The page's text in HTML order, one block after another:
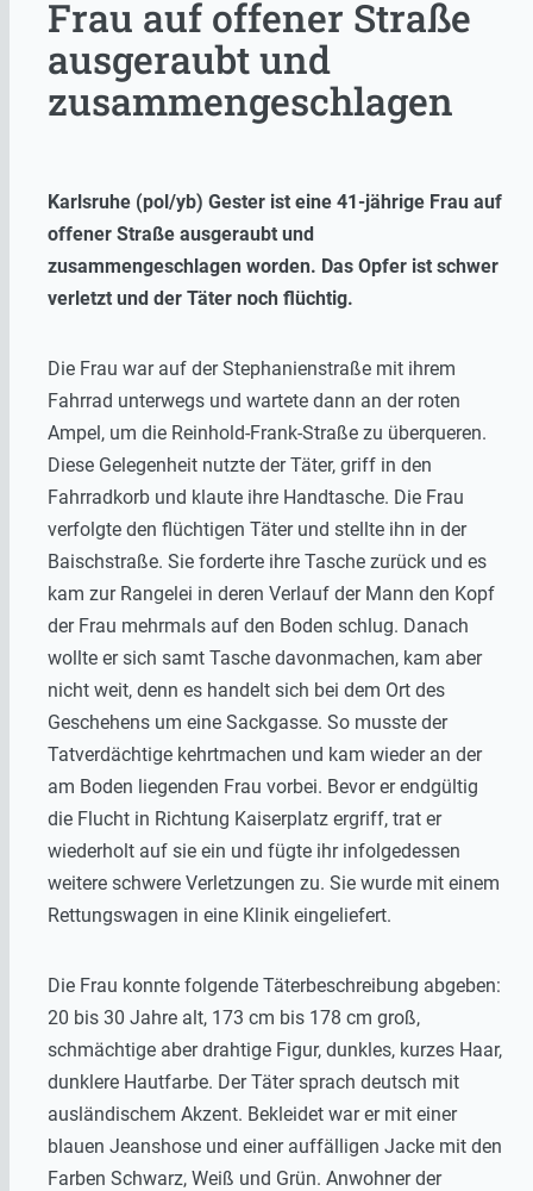
Frau auf offener Straße
ausgeraubt und
zusammengeschlagen
Karlsruhe (pol/yb) Gester ist eine 41-jährige Frau auf
offener Straße ausgeraubt und
zusammengeschlagen worden. Das Opfer ist schwer
verletzt und der Täter noch flüchtig.
Die Frau war auf der Stephanienstraße mit ihrem
Fahrrad unterwegs und wartete dann an der roten
Ampel, um die Reinhold-Frank-Straße zu überqueren.
Diese Gelegenheit nutzte der Täter, griff in den
Fahrradkorb und klaute ihre Handtasche. Die Frau
verfolgte den flüchtigen Täter und stellte ihn in der
Baischstraße. Sie forderte ihre Tasche zurück und es
kam zur Rangelei in deren Verlauf der Mann den Kopf
der Frau mehrmals auf den Boden schlug. Danach
wollte er sich samt Tasche davonmachen, kam aber
nicht weit, denn es handelt sich bei dem Ort des
Geschehens um eine Sackgasse. So musste der
Tatverdächtige kehrtmachen und kam wieder an der
am Boden liegenden Frau vorbei. Bevor er endgültig
die Flucht in Richtung Kaiserplatz ergriff, trat er
wiederholt auf sie ein und fügte ihr infolgedessen
weitere schwere Verletzungen zu. Sie wurde mit einem
Rettungswagen in eine Klinik eingeliefert.
Die Frau konnte folgende Täterbeschreibung abgeben:
20 bis 30 Jahre alt, 173 cm bis 178 cm groß,
schmächtige aber drahtige Figur, dunkles, kurzes Haar,
dunklere Hautfarbe. Der Täter sprach deutsch mit
ausländischem Akzent. Bekleidet war er mit einer
blauen Jeanshose und einer auffälligen Jacke mit den
Farben Schwarz, Weiß und Grün. Anwohner der